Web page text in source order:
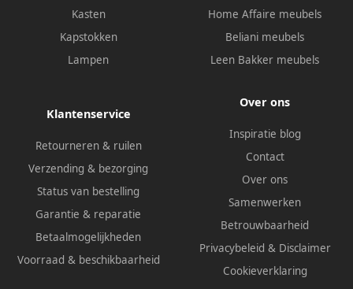
Kasten
Kapstokken
Lampen
Home Affaire meubels
Beliani meubels
Leen Bakker meubels
Klantenservice
Retourneren & ruilen
Verzending & bezorging
Status van bestelling
Garantie & reparatie
Betaalmogelijkheden
Voorraad & beschikbaarheid
Over ons
Inspiratie blog
Contact
Over ons
Samenwerken
Betrouwbaarheid
Privacybeleid & Disclaimer
Cookieverklaring